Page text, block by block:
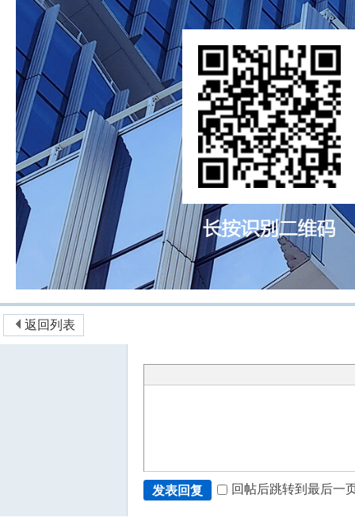
返回列表
发表回复 回帖后跳转到最后一